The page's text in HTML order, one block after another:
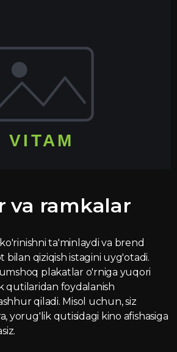
va ramkalar
ta'minlaydi va brend
bilan qiziqish istagini uyg'otadi.
plakatlar o'rniga yuqori
qutilaridan foydalanish
qiladi. Misol uchun, siz
yorug'lik qutisidagi kino afishasiga